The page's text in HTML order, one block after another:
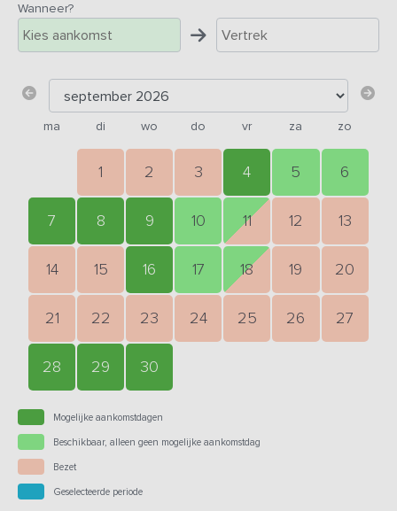
Wanneer?
ma di wo do vr za zo
1 2 3 4 5 6
7 8 9 10 11 12 13
14 15 16 17 18 19 20
21 22 23 24 25 26 27
28 29 30
Mogelijke aankomstdagen
Beschikbaar, alleen geen mogelijke aankomstdag
Bezet
Geselecteerde periode